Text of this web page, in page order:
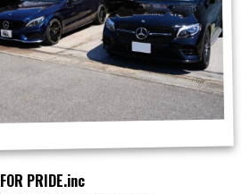
FOR PRIDE.inc